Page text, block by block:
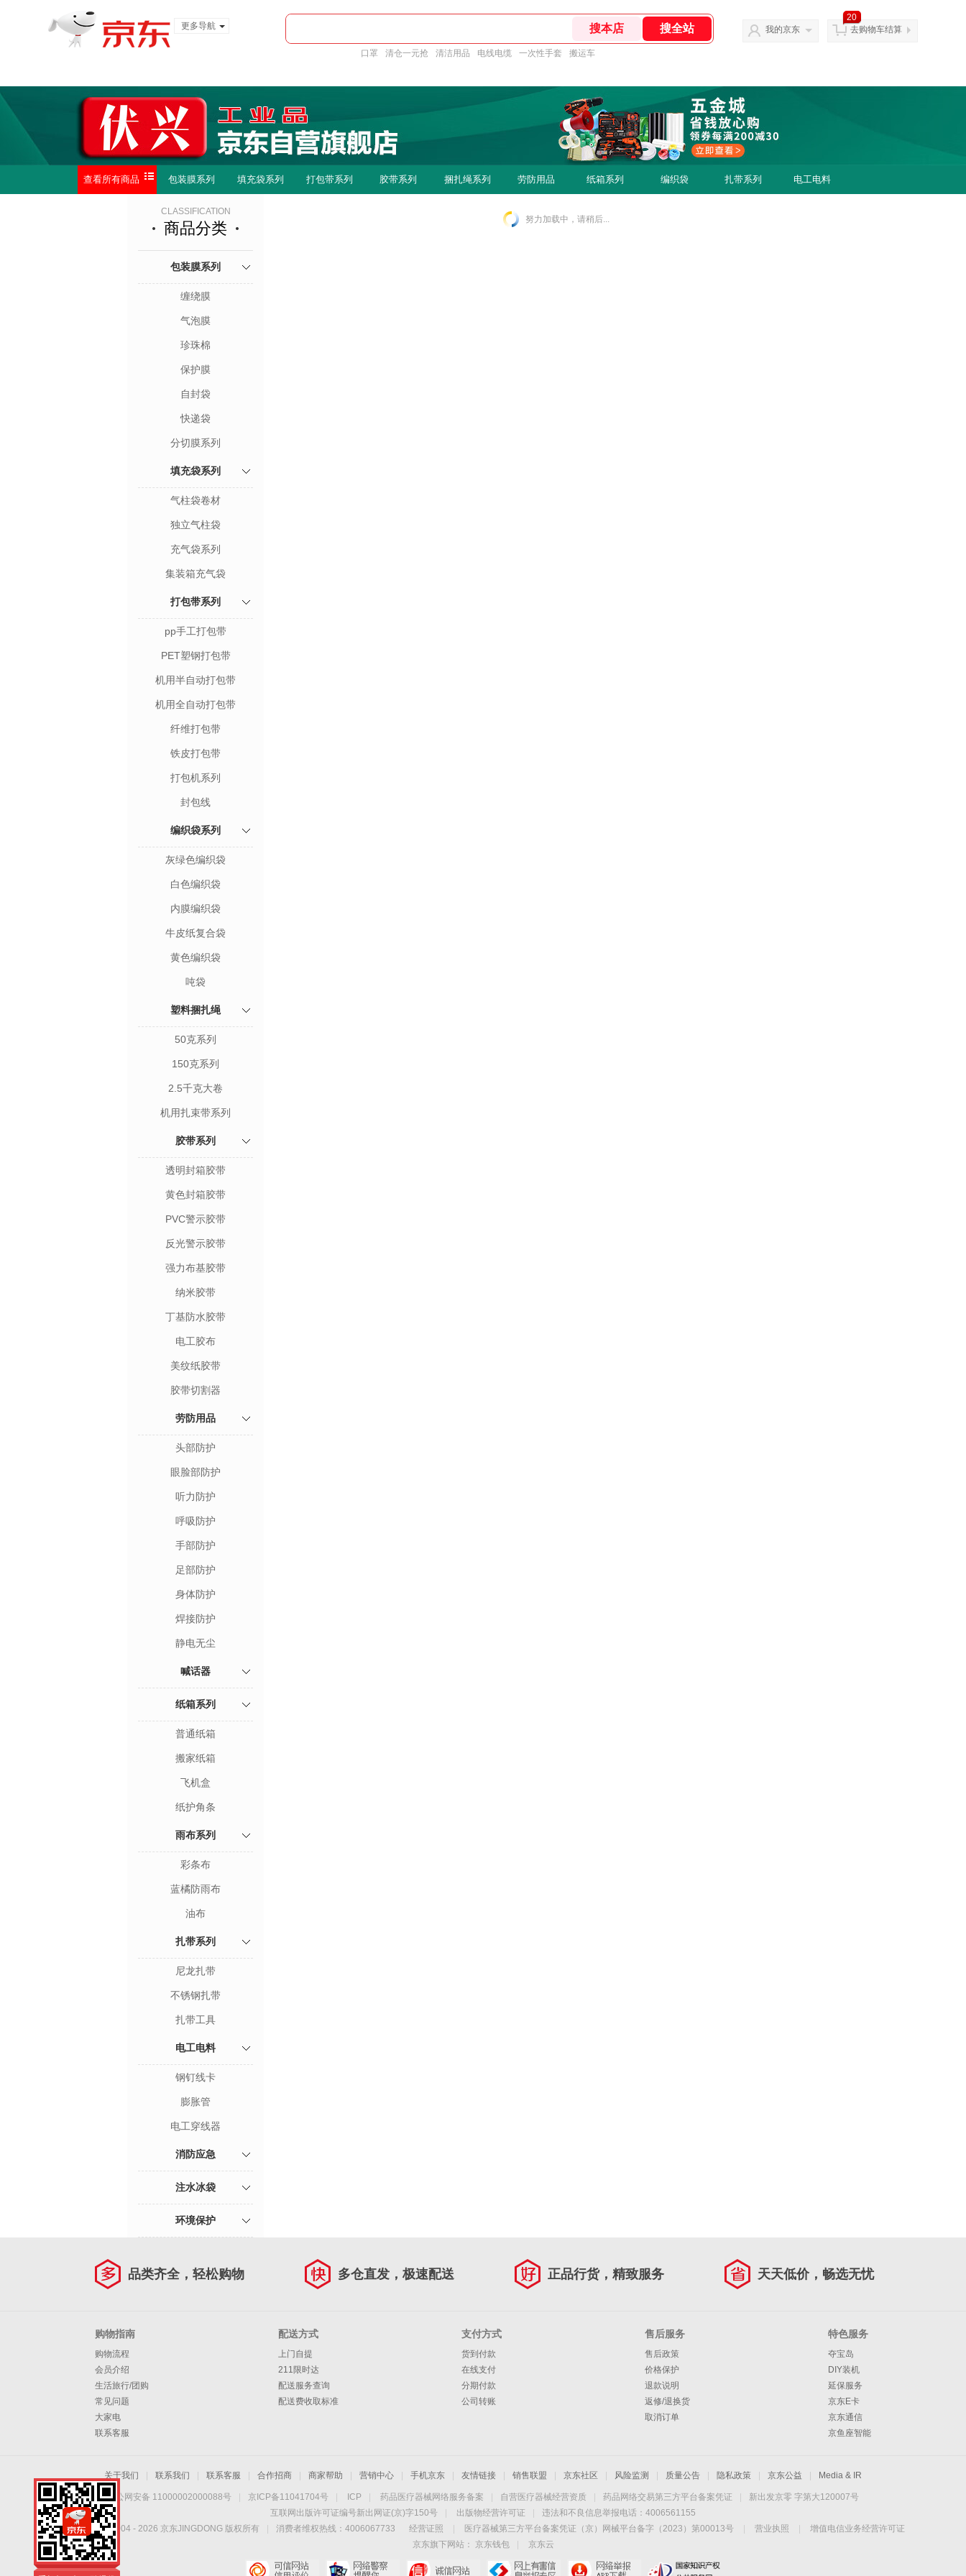
更多导航
口罩 清仓一元抢 清洁用品 电线电缆 一次性手套 搬运车
我的京东
20
去购物车结算
查看所有商品 包装膜系列 填充袋系列 打包带系列 胶带系列 捆扎绳系列 劳防用品 纸箱系列 编织袋 扎带系列 电工电料
CLASSIFICATION
商品分类
包装膜系列
缠绕膜
气泡膜
珍珠棉
保护膜
自封袋
快递袋
分切膜系列
填充袋系列
气柱袋卷材
独立气柱袋
充气袋系列
集装箱充气袋
打包带系列
pp手工打包带
PET塑钢打包带
机用半自动打包带
机用全自动打包带
纤维打包带
铁皮打包带
打包机系列
封包线
编织袋系列
灰绿色编织袋
白色编织袋
内膜编织袋
牛皮纸复合袋
黄色编织袋
吨袋
塑料捆扎绳
50克系列
150克系列
2.5千克大卷
机用扎束带系列
胶带系列
透明封箱胶带
黄色封箱胶带
PVC警示胶带
反光警示胶带
强力布基胶带
纳米胶带
丁基防水胶带
电工胶布
美纹纸胶带
胶带切割器
劳防用品
头部防护
眼脸部防护
听力防护
呼吸防护
手部防护
足部防护
身体防护
焊接防护
静电无尘
喊话器
纸箱系列
普通纸箱
搬家纸箱
飞机盒
纸护角条
雨布系列
彩条布
蓝橘防雨布
油布
扎带系列
尼龙扎带
不锈钢扎带
扎带工具
电工电料
钢钉线卡
膨胀管
电工穿线器
消防应急
注水冰袋
环境保护
努力加载中，请稍后...
品类齐全，轻松购物 多仓直发，极速配送 正品行货，精致服务 天天低价，畅选无忧
购物指南
购物流程
会员介绍
生活旅行/团购
常见问题
大家电
联系客服
配送方式
上门自提
211限时达
配送服务查询
配送费收取标准
支付方式
货到付款
在线支付
分期付款
公司转账
售后服务
售后政策
价格保护
退款说明
返修/退换货
取消订单
特色服务
夺宝岛
DIY装机
延保服务
京东E卡
京东通信
京鱼座智能
关于我们 联系我们 联系客服 合作招商 商家帮助 营销中心 手机京东 友情链接 销售联盟 京东社区 风险监测 质量公告 隐私政策 京东公益 Media & IR
京公网安备 11000002000088号 京ICP备11041704号 ICP 药品医疗器械网络服务备案 自营医疗器械经营资质 药品网络交易第三方平台备案凭证
新出发京零 字第大120007号
互联网出版许可证编号新出网证(京)字150号
出版物经营许可证
违法和不良信息举报电话：4006561155
Copyright © 2004 - 2026 京东JINGDONG 版权所有 消费者维权热线：4006067733 经营证照 医疗器械第三方平台备案凭证（京）网械平台备字（2023）第00013号 营业执照
增值电信业务经营许可证
京东旗下网站：
京东钱包
京东云
手机扫一扫，劲爆优
惠触手可得！